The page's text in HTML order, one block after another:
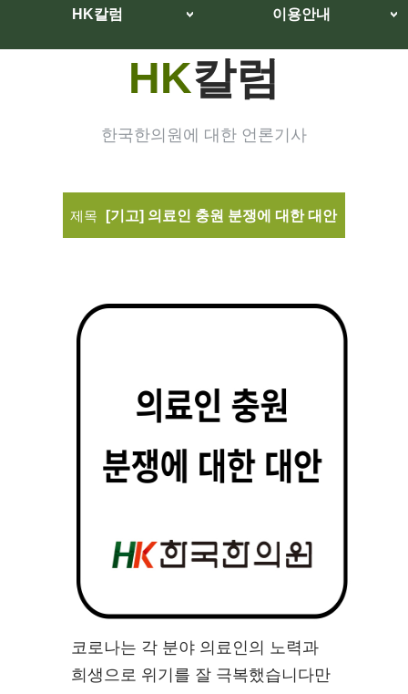
HK칼럼 이용안내
HK칼럼
한국한의원에 대한 언론기사
제목 [기고] 의료인 충원 분쟁에 대한 대안
코로나는 각 분야 의료인의 노력과
희생으로 위기를 잘 극복했습니다만